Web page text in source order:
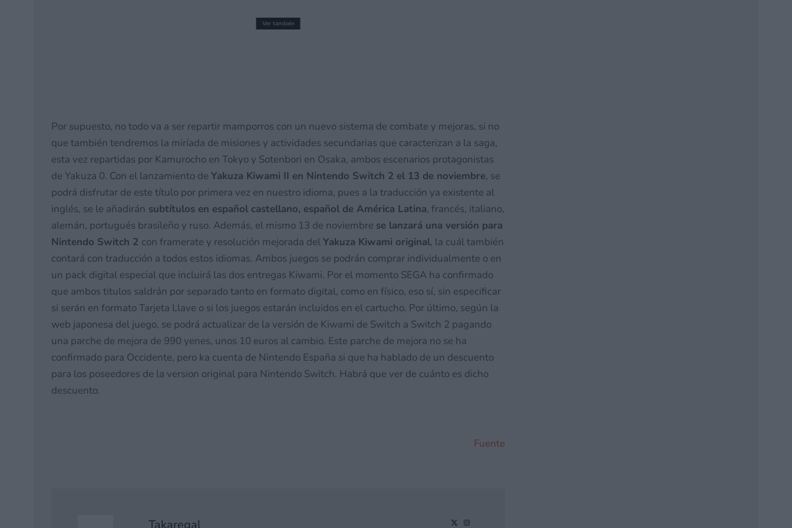
Ver también
Por supuesto, no todo va a ser repartir mamporros con un nuevo sistema de combate y mejoras, si no
que también tendremos la miríada de misiones y actividades secundarias que caracterizan a la saga,
esta vez repartidas por Kamurocho en Tokyo y Sotenbori en Osaka, ambos escenarios protagonistas
de Yakuza 0. Con el lanzamiento de Yakuza Kiwami II en Nintendo Switch 2 el 13 de noviembre, se
podrá disfrutar de este título por primera vez en nuestro idioma, pues a la traducción ya existente al
inglés, se le añadirán subtítulos en español castellano, español de América Latina, francés, italiano,
alemán, portugués brasileño y ruso. Además, el mismo 13 de noviembre se lanzará una versión para
Nintendo Switch 2 con framerate y resolución mejorada del Yakuza Kiwami original, la cuál también
contará con traducción a todos estos idiomas. Ambos juegos se podrán comprar individualmente o en
un pack digital especial que incluirá las dos entregas Kiwami. Por el momento SEGA ha confirmado
que ambos titulos saldrán por separado tanto en formato digital, como en físico, eso sí, sin especificar
si serán en formato Tarjeta Llave o si los juegos estarán incluidos en el cartucho. Por último, según la
web japonesa del juego, se podrá actualizar de la versión de Kiwami de Switch a Switch 2 pagando
una parche de mejora de 990 yenes, unos 10 euros al cambio. Este parche de mejora no se ha
confirmado para Occidente, pero ka cuenta de Nintendo España si que ha hablado de un descuento
para los poseedores de la version original para Nintendo Switch. Habrá que ver de cuánto es dicho
descuento.
Fuente
Takaregal